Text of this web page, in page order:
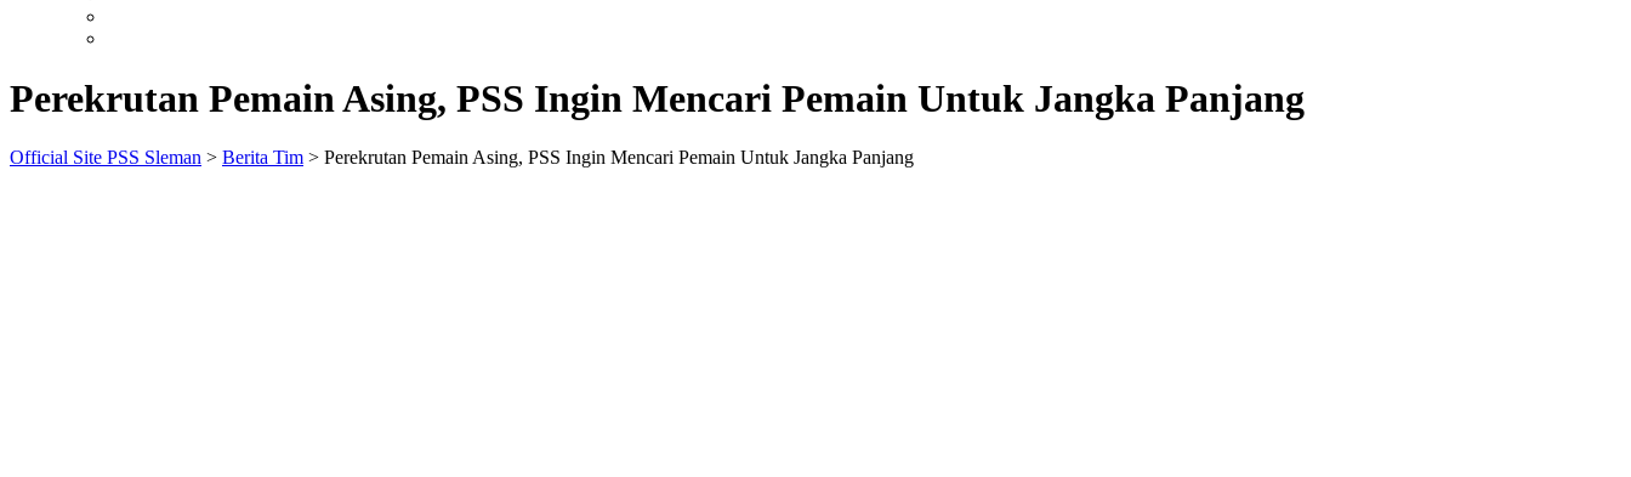
Perekrutan Pemain Asing, PSS Ingin Mencari Pemain Untuk Jangka Panjang
Official Site PSS Sleman > Berita Tim > Perekrutan Pemain Asing, PSS Ingin Mencari Pemain Untuk Jangka Panjang